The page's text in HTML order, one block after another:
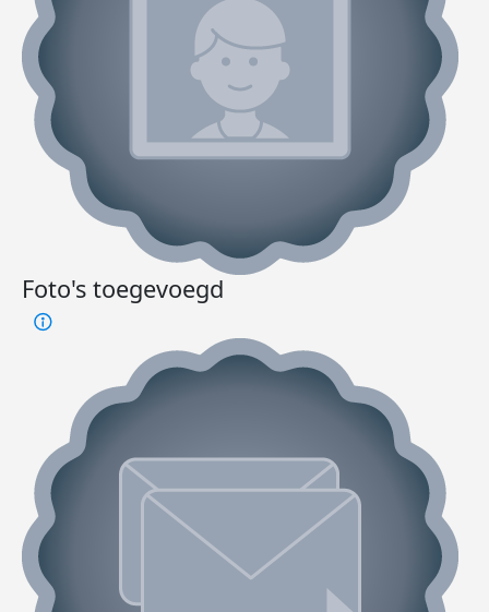
Foto's toegevoegd